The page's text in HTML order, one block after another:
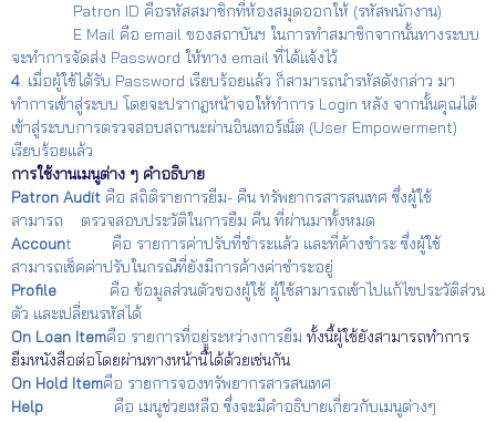
Patron ID คือรหัสสมาชิกที่ห้องสมุดออกให้ (รหัสพนักงาน)
E Mail คือ email ของสถาบันฯ ในการทำสมาชิกจากนั้นทางระบบ
จะทำการจัดส่ง Password ให้ทาง email ที่ได้แจ้งไว้
4. เมื่อผู้ใช้ได้รับ Password เรียบร้อยแล้ว ก็สามารถนำรหัสดังกล่าว มา
ทำการเข้าสู่ระบบ โดยจะปรากฎหน้าจอให้ทำการ Login หลัง จากนั้นคุณได้
เข้าสู่ระบบการตรวจสอบสถานะผ่านอินเทอร์เน็ต (User Empowerment)
เรียบร้อยแล้ว
การใช้งานเมนูต่าง ๆ คำอธิบาย
Patron Audit คือ สถิติรายการยืม- คืน ทรัพยากรสารสนเทศ ซึ่งผู้ใช้
สามารถ ตรวจสอบประวัติในการยืม คืน ที่ผ่านมาทั้งหมด
Account คือ รายการค่าปรับที่ชำระแล้ว และที่ค้างชำระ ซึ่งผู้ใช้
สามารถเช็คค่าปรับในกรณีที่ยังมีการค้างค่าชำระอยู่
Profile คือ ข้อมูลส่วนตัวของผู้ใช้ ผู้ใช้สามารถเข้าไปแก้ไขประวัติส่วน
ตัว และเปลี่ยนรหัสได้
On Loan Itemคือ รายการที่อยู่ระหว่างการยืม ทั้งนี้ผู้ใช้ยังสามารถทำการ
ยืมหนังสือต่อโดยผ่านทางหน้านี้ได้ด้วยเช่นกัน
On Hold Itemคือ รายการจองทรัพยากรสารสนเทศ
Help คือ เมนูช่วยเหลือ ซึ่งจะมีคำอธิบายเกี่ยวกับเมนูต่างๆ